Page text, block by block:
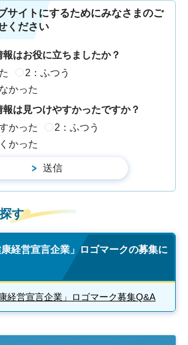
サイトにするためにみなさまのご
ください
報はお役に立ちましたか？
2：ふつう
かった
報は見つけやすかったですか？
かった
2：ふつう
かった
す
康経営宣言企業」ロゴマークの募集に
経営宣言企業」ロゴマーク募集Q&A